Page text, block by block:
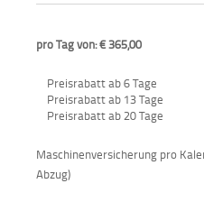
pro Tag von: € 365,00
Preisrabatt ab 6 Tage
Preisrabatt ab 13 Tage
Preisrabatt ab 20 Tage
Maschinenversicherung pro
Abzug)